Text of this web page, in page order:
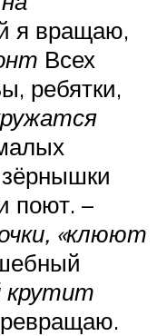
я вращаю,
Всех
ребятки,
поют. –
«клюют
крутит